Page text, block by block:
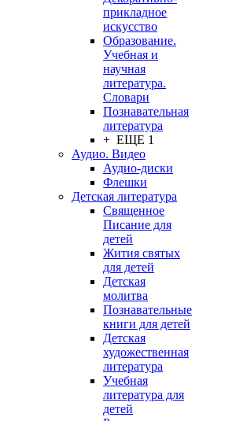
прикладное
искусство
Образование.
Учебная и
научная
литература.
Словари
Познавательная
литература
+ ЕЩЕ 1
Аудио. Видео
Аудио-диски
Флешки
Детская литература
Священное
Писание для
детей
Жития святых
для детей
Детская
молитва
Познавательные
книги для детей
Детская
художественная
литература
Учебная
литература для
детей